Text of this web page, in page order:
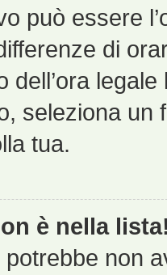
può essere
di
dell’ora
seleziona
tua.
è nella
potrebbe non